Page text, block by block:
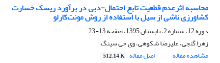
محاسبه اثرعدم قطعیت تابع احتمال-دبی در برآورد ریسک خسارت
کشاورزی ناشی از سیل با استفاده از روش مونت‌کارلو
دوره 12، شماره 2، تابستان 1395، صفحه
13-23
زهرا گنجی، علیرضا شکوهی، وی جی سینگ
مشاهده مقاله
اصل مقاله 512.14 K